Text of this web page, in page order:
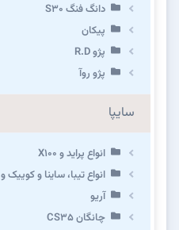
دانگ فنگ S30
پیکان
پژو R.D
پژو روآ
سایپا
انواع پراید و X100
انواع تیبا، ساینا و کوییک و X200
آریو
چانگان CS35